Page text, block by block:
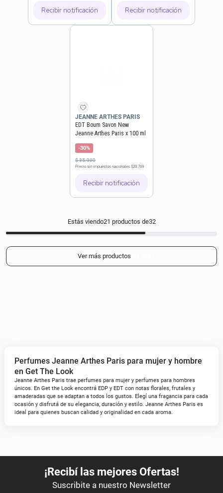
Recibir notificación Recibir notificación
JEANNE ARTHES PARIS
EDT Boum Savon New
Jeanne Arthes Paris x 100 ml
-30%
$35.900
Precio sin impuestos nacionales $20.769
Recibir notificación
Estás viendo21 productos de32
Mostrar más
Perfumes Jeanne Arthes Paris para mujer y hombre
en Get The Look
Jeanne Arthes Paris trae perfumes para mujer y perfumes para hombres
únicos. En Get the Look encontrá EDP y EDT con notas florales, frutales y
amaderadas que se adaptan a todos los gustos. Elegí una fragancia para cada
ocasión y disfrutá de su elegancia, duración y estilo. Jeanne Arthes Paris es
ideal para quienes buscan calidad y originalidad en cada aroma.